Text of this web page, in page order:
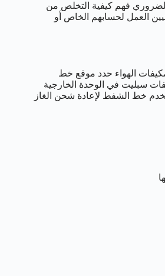
الضروري فهم كيفية التخلص من
العمل لحسابهم الخاص أو
مكيفات الهواء حدد موقع خط
سبليت في الوحدة الخارجية
خط الشفط لإعادة شحن الغاز